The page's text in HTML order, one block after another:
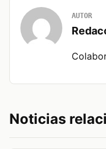
AUTOR
Noticias